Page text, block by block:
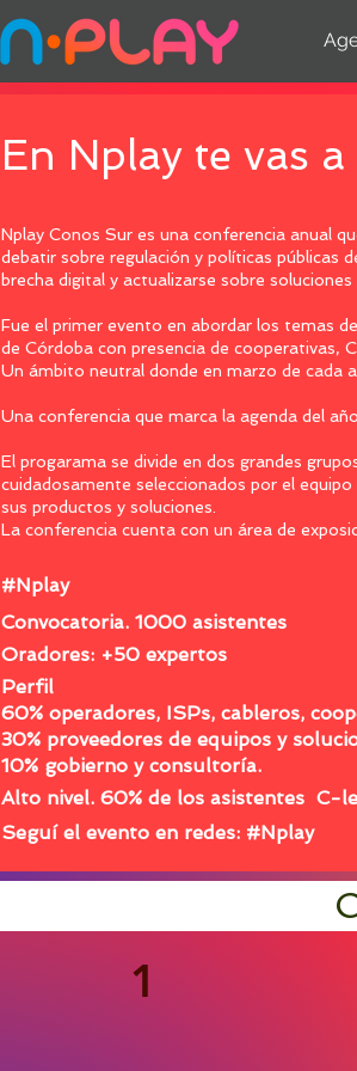
En Nplay te vas
Nplay Conos Sur es una conferencia anual
debatir sobre regulación y políticas públicas
brecha digital y actualizarse sobre soluciones
Fue el primer evento en abordar los temas
de Córdoba con presencia de cooperativas,
Un ámbito neutral donde en marzo de cada
Una conferencia que marca la agenda del
El progarama se divide en dos grandes
cuidadosamente seleccionados por el
sus productos y soluciones.
La conferencia cuenta con un área de
#Nplay
Convocatoria. 1000 asistentes
Oradores: +50 expertos
Perfil
60% operadores, ISPs, cableros,
30% proveedores de equipos y
10% gobierno y consultoría.
Alto nivel. 60% de los asistentes C-
Seguí el evento en redes: #Nplay
1